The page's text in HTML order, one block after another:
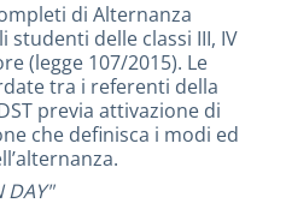
di Alternanza
studenti delle classi III, IV
(legge 107/2015). Le
tra i referenti della
previa attivazione di
che definisca i modi ed
DAY"